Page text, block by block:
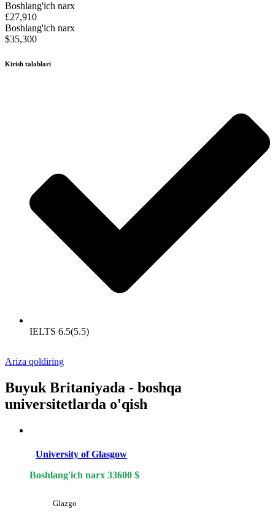
Boshlang'ich narx
£27,910
Boshlang'ich narx
$35,300
Kirish talablari
IELTS 6.5(5.5)
Ariza qoldiring
Buyuk Britaniyada - boshqa
universitetlarda o'qish
University of Glasgow
Boshlang'ich narx 33600 $
Glazgo